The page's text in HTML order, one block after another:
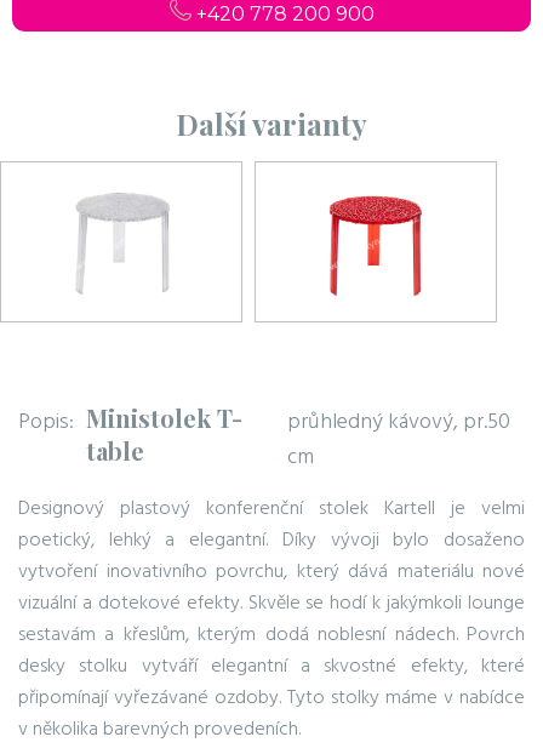
+420 778 200 900
Další varianty
Popis: Ministolek T-
table
průhledný kávový, pr.50
cm
Designový plastový konferenční stolek Kartell je velmi
poetický, lehký a elegantní. Díky vývoji bylo dosaženo
vytvoření inovativního povrchu, který dává materiálu nové
vizuální a dotekové efekty. Skvěle se hodí k jakýmkoli lounge
sestavám a křeslům, kterým dodá noblesní nádech. Povrch
desky stolku vytváří elegantní a skvostné efekty, které
připomínají vyřezávané ozdoby. Tyto stolky máme v nabídce
v několika barevných provedeních.